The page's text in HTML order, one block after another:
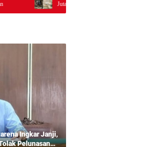
Juta, Penggunaan Pondasi Lama Picu
Lapangan
Ingkar Janji,
Pelunasan